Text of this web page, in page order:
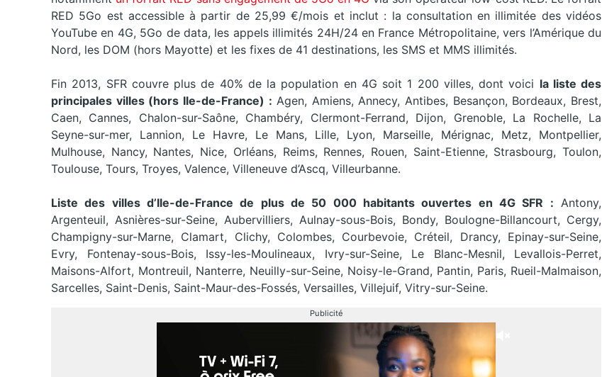
RED 5Go est accessible à partir de 25,99 €/mois et inclut : la consultation en illimitée des vidéos
YouTube en 4G, 5Go de data, les appels illimités 24H/24 en France Métropolitaine, vers l’Amérique du
Nord, les DOM (hors Mayotte) et les fixes de 41 destinations, les SMS et MMS illimités.
Fin 2013, SFR couvre plus de 40% de la population en 4G soit 1 200 villes, dont voici la liste des
principales villes (hors Ile-de-France) : Agen, Amiens, Annecy, Antibes, Besançon, Bordeaux, Brest,
Caen, Cannes, Chalon-sur-Saône, Chambéry, Clermont-Ferrand, Dijon, Grenoble, La Rochelle, La
Seyne-sur-mer, Lannion, Le Havre, Le Mans, Lille, Lyon, Marseille, Mérignac, Metz, Montpellier,
Mulhouse, Nancy, Nantes, Nice, Orléans, Reims, Rennes, Rouen, Saint-Etienne, Strasbourg, Toulon,
Toulouse, Tours, Troyes, Valence, Villeneuve d’Ascq, Villeurbanne.
Liste des villes d’Ile-de-France de plus de 50 000 habitants ouvertes en 4G SFR : Antony,
Argenteuil, Asnières-sur-Seine, Aubervilliers, Aulnay-sous-Bois, Bondy, Boulogne-Billancourt, Cergy,
Champigny-sur-Marne, Clamart, Clichy, Colombes, Courbevoie, Créteil, Drancy, Epinay-sur-Seine,
Evry, Fontenay-sous-Bois, Issy-les-Moulineaux, Ivry-sur-Seine, Le Blanc-Mesnil, Levallois-Perret,
Maisons-Alfort, Montreuil, Nanterre, Neuilly-sur-Seine, Noisy-le-Grand, Pantin, Paris, Rueil-Malmaison,
Sarcelles, Saint-Denis, Saint-Maur-des-Fossés, Versailles, Villejuif, Vitry-sur-Seine.
Publicité